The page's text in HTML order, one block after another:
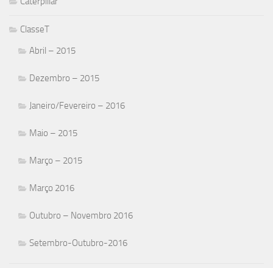
ClasseT
Abril – 2015
Dezembro – 2015
Janeiro/Fevereiro – 2016
Maio – 2015
Março – 2015
Março 2016
Outubro – Novembro 2016
Setembro-Outubro-2016